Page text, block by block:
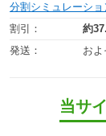
分割シミュレーショ
割引：
約
発送： およ
当サ